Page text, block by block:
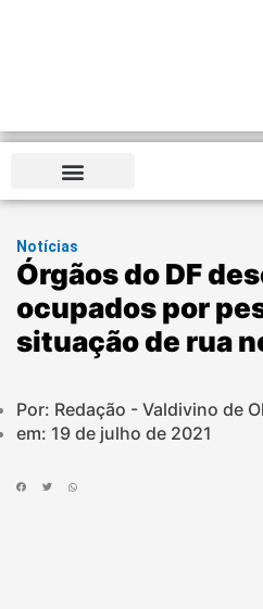
Notícias
Órgãos do DF
ocupados por
situação de rua
Por: Redação - Valdivino de
em: 19 de julho de 2021